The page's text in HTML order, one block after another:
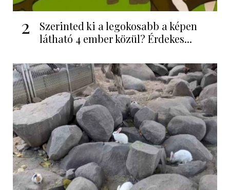
2
Szerinted ki a legokosabb a képen
látható 4 ember közül? Érdekes...